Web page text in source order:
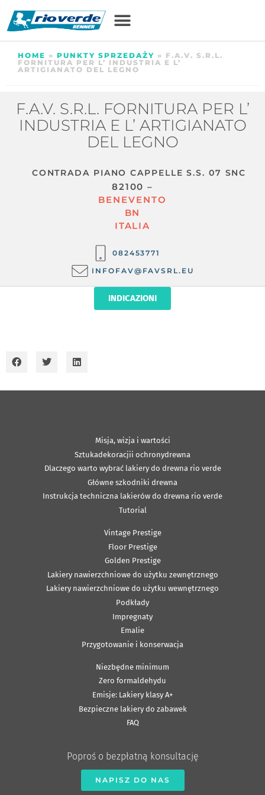
HOME » PUNKTY SPRZEDAŻY » F.A.V. S.R.L.
FORNITURA PER L’ INDUSTRIA E L’
ARTIGIANATO DEL LEGNO
F.A.V. S.R.L. FORNITURA PER L’
INDUSTRIA E L’ ARTIGIANATO
DEL LEGNO
CONTRADA PIANO CAPPELLE S.S. 07 SNC
82100 –
BENEVENTO
BN
ITALIA
082453771
INFOFAV@FAVSRL.EU
INDICAZIONI
Misja, wizja i wartości
Sztukadekoracjii ochronydrewna
Dlaczego warto wybrać lakiery do drewna rio verde
Główne szkodniki drewna
Instrukcja techniczna lakierów do drewna rio verde
Tutorial
Vintage Prestige
Floor Prestige
Golden Prestige
Lakiery nawierzchniowe do użytku zewnętrznego
Lakiery nawierzchniowe do użytku wewnętrznego
Podkłady
Impregnaty
Emalie
Przygotowanie i konserwacja
Niezbędne minimum
Zero formaldehydu
Emisje: Lakiery klasy A+
Bezpieczne lakiery do zabawek
FAQ
Poproś o bezpłatną konsultację
NAPISZ DO NAS